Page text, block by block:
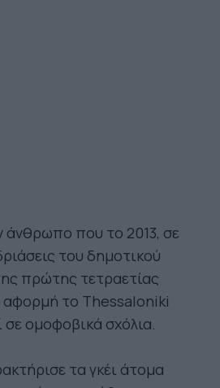
άνθρωπο που το 2013, σε
του δημοτικού
πρώτης τετραετίας
το Thessaloniki
σε ομοφοβικά σχόλια.
τα γκέι άτομα